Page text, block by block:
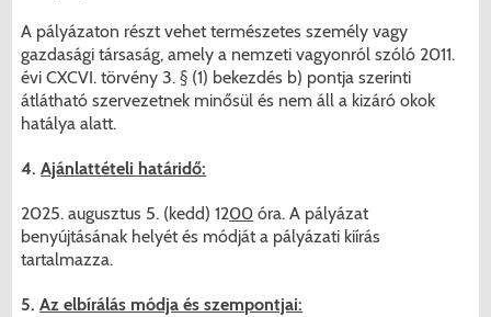
A pályázaton részt vehet természetes személy vagy
gazdasági társaság, amely a nemzeti vagyonról szóló 2011.
évi CXCVI. törvény 3. § (1) bekezdés b) pontja szerinti
átlátható szervezetnek minősül és nem áll a kizáró okok
hatálya alatt.
4.Ajánlattételi határidő:
2025. augusztus 5. (kedd) 1200 óra. A pályázat
benyújtásának helyét és módját a pályázati kiírás
tartalmazza.
5.Az elbírálás módja és szempontjai: